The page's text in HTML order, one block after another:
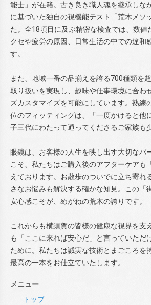
能士」が在籍。古き良き職人魂を継承しな
に基づいた独自の視機能テスト「荒木メソ
た。全18項目に及ぶ精密な検査では、数値
クセや疲労の原因、日常生活の中での違和
す。
また、地域一番の品揃えを誇る700種類を
取り扱いを実現し、趣味や仕事環境に合わ
ズカスタマイズを可能にしています。熟練
位のフィッティングは、「一度かけると他
子三代にわたって通ってくださるご家族も
眼鏡は、お客様の人生を映し出す大切なパ
こそ、私たちはご購入後のアフターケアも
えております。お散歩のついでに立ち寄れ
さなお悩みも解決する確かな知見。この「
安心感こそが、めがねの荒木の誇りです。
これからも横須賀の皆様の健康な視界を支
も「ここに来れば安心だ」と言っていただ
ために。私たちは誠実な技術とまごころを
最高の一本をお仕立ていたします。
メニュー
トップ